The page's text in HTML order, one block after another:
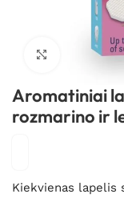
Aromatiniai
rozmarino ir
Kiekvienas lapelis